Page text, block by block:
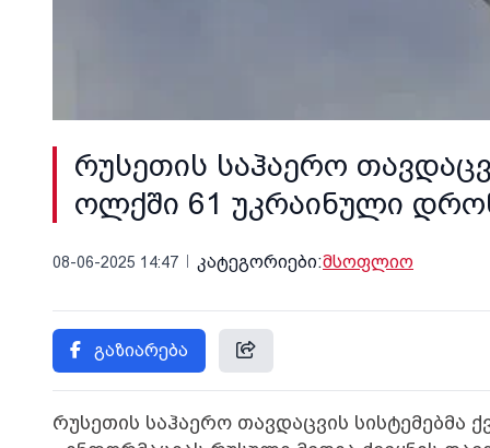
რუსეთის საჰაერო
ოლქში 61 უკრაინული
08-06-2025 14:47 კატეგორიები:მსოფლიო
გაზიარება
რუსეთის საჰაერო თავდაცვის სისტემებმა